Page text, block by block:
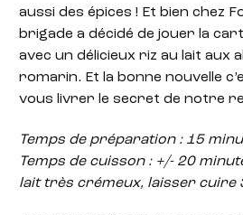
aussi des épices ! Et bien chez
brigade a décidé de jouer la
avec un délicieux riz au lait aux
romarin. Et la bonne nouvelle
vous livrer le secret de notre
Temps de préparation : 15
Temps de cuisson : +/- 20
lait très crémeux, laisser cuire